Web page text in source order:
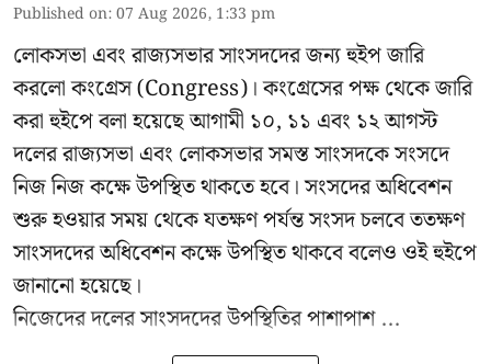
Published on:07 Aug 2026, 1:33 pm
লোকসভা এবং রাজ্যসভার সাংসদদের জন্য হুইপ জারি
করলো কংগ্রেস (Congress)। কংগ্রেসের পক্ষ থেকে জারি
করা হুইপে বলা হয়েছে আগামী ১০, ১১ এবং ১২ আগস্ট
দলের রাজ্যসভা এবং লোকসভার সমস্ত সাংসদকে সংসদে
নিজ নিজ কক্ষে উপস্থিত থাকতে হবে। সংসদের অধিবেশন
শুরু হওয়ার সময় থেকে যতক্ষণ পর্যন্ত সংসদ চলবে ততক্ষণ
সাংসদদের অধিবেশন কক্ষে উপস্থিত থাকবে বলেও ওই হুইপে
জানানো হয়েছে।
নিজেদের দলের সাংসদদের উপস্থিতির পাশাপাশ ...